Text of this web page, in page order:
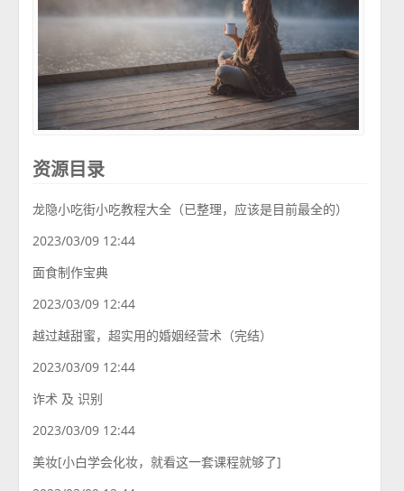
资源目录
龙隐小吃街小吃教程大全（已整理，应该是目前最全的）
2023/03/09 12:44
面食制作宝典
2023/03/09 12:44
越过越甜蜜，超实用的婚姻经营术（完结）
2023/03/09 12:44
诈术 及 识别
2023/03/09 12:44
美妆[小白学会化妆，就看这一套课程就够了]